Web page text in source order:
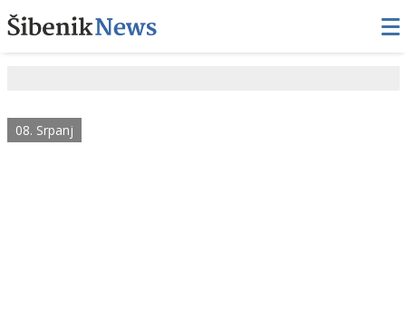
08. Srpanj